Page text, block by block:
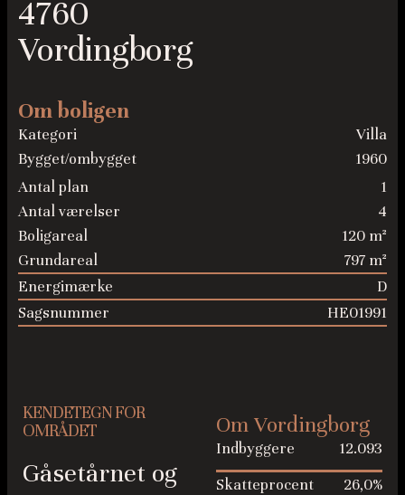
4760
Vordingborg
Om boligen
Kategori
Villa
Bygget/ombygget
1960
Antal plan
1
Antal værelser
4
Boligareal
120 m²
Grundareal
797 m²
Energimærke
D
Sagsnummer
HE01991
KENDETEGN FOR
OMRÅDET
Gåsetårnet og
Om Vordingborg
Indbyggere
12.093
Skatteprocent
26,0%